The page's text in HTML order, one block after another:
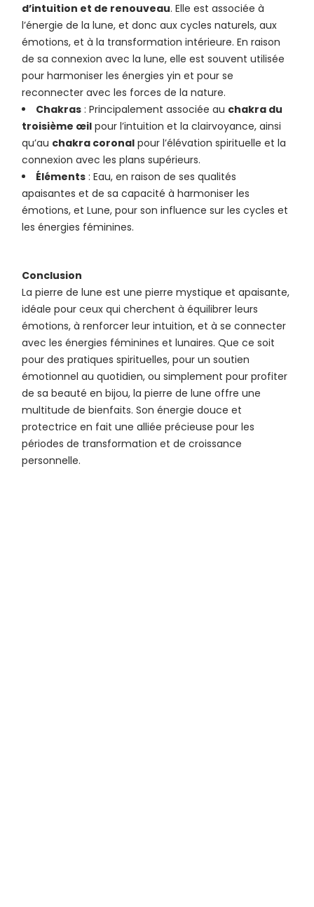
d’intuition et de renouveau. Elle est associée à
l’énergie de la lune, et donc aux cycles naturels, aux
émotions, et à la transformation intérieure. En raison
de sa connexion avec la lune, elle est souvent utilisée
pour harmoniser les énergies yin et pour se
reconnecter avec les forces de la nature.
Chakras : Principalement associée au chakra du
troisième œil pour l’intuition et la clairvoyance, ainsi
qu’au chakra coronal pour l’élévation spirituelle et la
connexion avec les plans supérieurs.
Éléments : Eau, en raison de ses qualités
apaisantes et de sa capacité à harmoniser les
émotions, et Lune, pour son influence sur les cycles et
les énergies féminines.
Conclusion
La pierre de lune est une pierre mystique et apaisante,
idéale pour ceux qui cherchent à équilibrer leurs
émotions, à renforcer leur intuition, et à se connecter
avec les énergies féminines et lunaires. Que ce soit
pour des pratiques spirituelles, pour un soutien
émotionnel au quotidien, ou simplement pour profiter
de sa beauté en bijou, la pierre de lune offre une
multitude de bienfaits. Son énergie douce et
protectrice en fait une alliée précieuse pour les
périodes de transformation et de croissance
personnelle.